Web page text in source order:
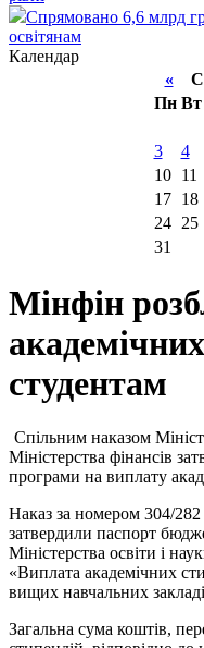
Спрямовано 6,6 млрд
освітянам
Календар
«
Пн Вт
3
4
10
11
17
18
24
25
31
Мінфін
студентам
Спільним наказом
Міністерства фінансів
програми на виплату
Наказ за номером 304/
затвердили паспорт
Міністерства освіти і
«Виплата академічних
вищих навчальних
Загальна сума коштів,